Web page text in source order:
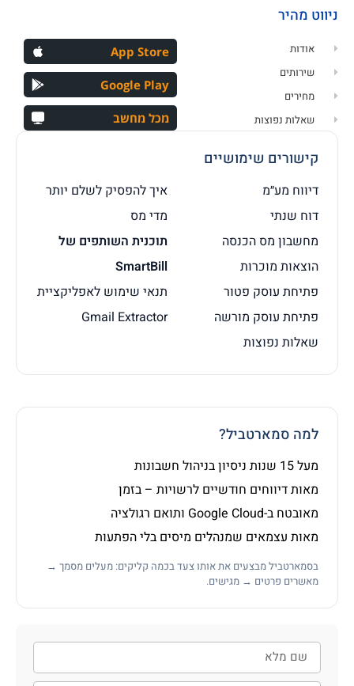
ניווט מהיר
אודות
שירותים
מחירים
שאלות נפוצות
App Store
Google Play
מכל מחשב
קישורים שימושיים
דיווח מע״מ
דוח שנתי
מחשבון מס הכנסה
הוצאות מוכרות
פתיחת עוסק פטור
פתיחת עוסק מורשה
שאלות נפוצות
איך להפסיק לשלם יותר
מדי מס
תוכנית השותפים של
SmartBill
תנאי שימוש לאפליקציית
Gmail Extractor
למה סמארטביל?
מעל 15 שנות ניסיון בניהול חשבונות
מאות דיווחים חודשיים לרשויות – בזמן
מאובטח ב-Google Cloud ותואם רגולציה
מאות עצמאים שמנהלים מיסים בלי הפתעות
בסמארטביל מבצעים את אותו צעד בכמה קליקים: מעלים מסמך →
מאשרים פרטים → מגישים.